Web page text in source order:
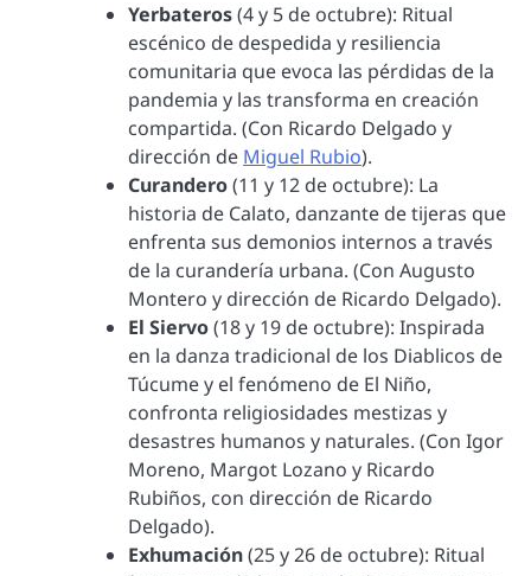
Yerbateros(4 y 5 de octubre): Ritual
escénico de despedida y resiliencia
comunitaria que evoca las pérdidas de la
pandemia y las transforma en creación
compartida. (Con Ricardo Delgado y
dirección de Miguel Rubio).
Curandero(11 y 12 de octubre): La
historia de Calato, danzante de tijeras que
enfrenta sus demonios internos a través
de la curandería urbana. (Con Augusto
Montero y dirección de Ricardo Delgado).
El Siervo(18 y 19 de octubre): Inspirada
en la danza tradicional de los Diablicos de
Túcume y el fenómeno de El Niño,
confronta religiosidades mestizas y
desastres humanos y naturales. (Con Igor
Moreno, Margot Lozano y Ricardo
Rubiños, con dirección de Ricardo
Delgado).
Exhumación(25 y 26 de octubre): Ritual